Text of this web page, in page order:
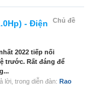
Chủ đề
- Điện
2022 tiếp nối
trước. Rất đáng để
lời, trong diễn đàn: Rao